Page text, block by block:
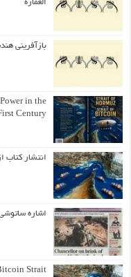
العمارة
بازآفرینی
in the
Century
انتشار کتاب
اشاره
Strait